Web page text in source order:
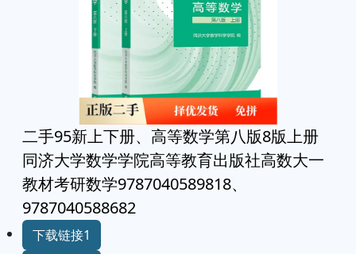
二手95新上下册、高等数学第八版8版上册
同济大学数学学院高等教育出版社高数大一
教材考研数学9787040589818、
9787040588682
下载链接1